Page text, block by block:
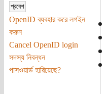
OpenID ব্যবহার করে লগইন
করুন
Cancel OpenID login
সদস্য নিবন্ধন
পাসওয়ার্ড হারিয়েছে?